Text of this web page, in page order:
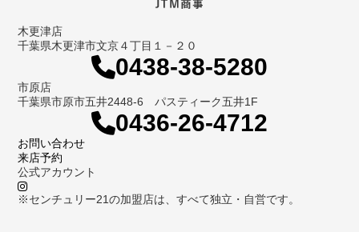
木更津店
千葉県木更津市文京４丁目１－２０
0438-38-5280
市原店
千葉県市原市五井2448-6 パスティーク五井1F
0436-26-4712
お問い合わせ
来店予約
公式アカウント
※センチュリー21の加盟店は、すべて独立・自営です。